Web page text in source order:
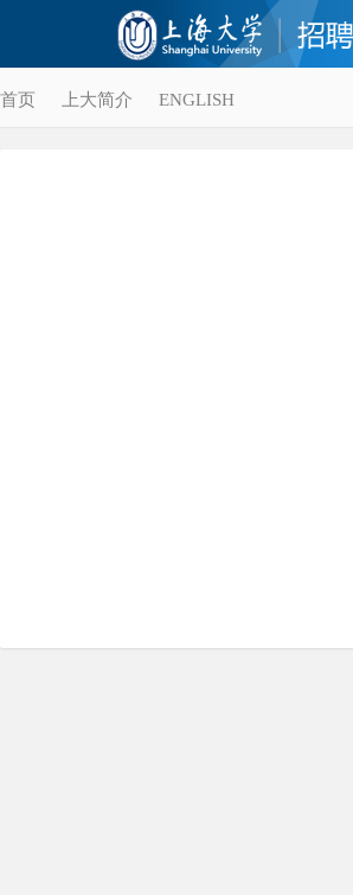
首页 上大简介 ENGLISH